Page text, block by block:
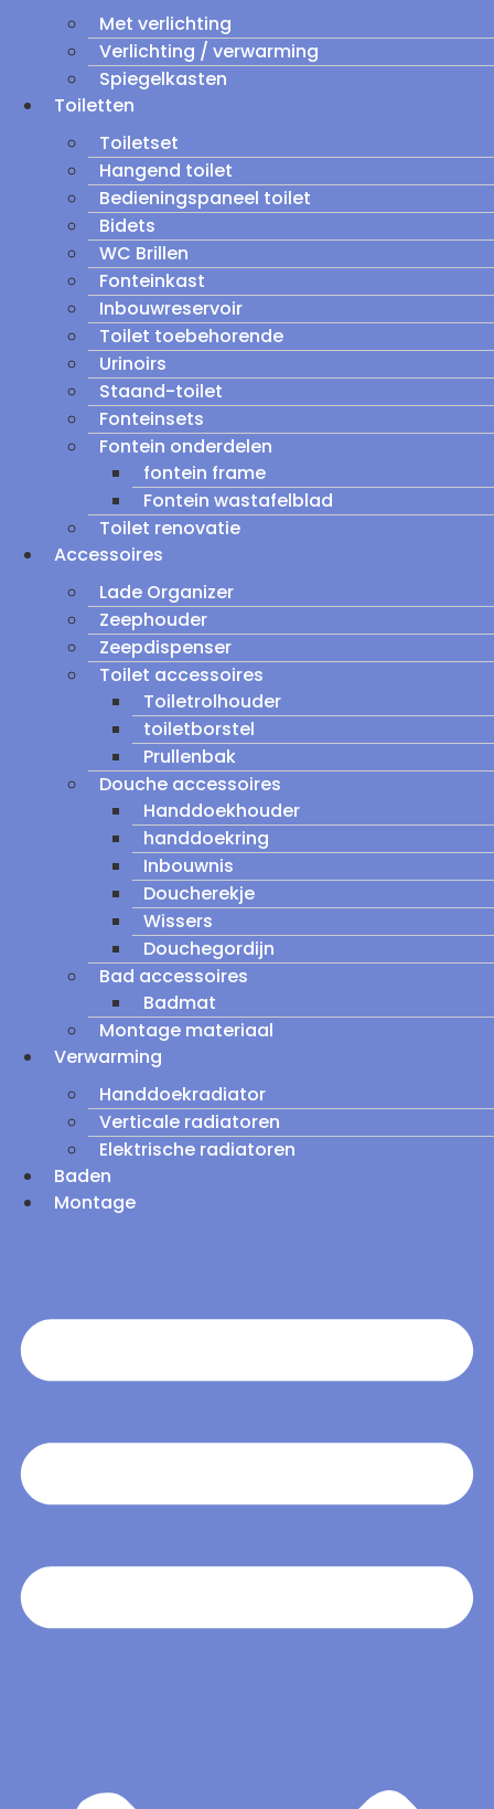
Met verlichting
Verlichting / verwarming
Spiegelkasten
Toiletten
Toiletset
Hangend toilet
Bedieningspaneel toilet
Bidets
WC Brillen
Fonteinkast
Inbouwreservoir
Toilet toebehorende
Urinoirs
Staand-toilet
Fonteinsets
Fontein onderdelen
fontein frame
Fontein wastafelblad
Toilet renovatie
Accessoires
Lade Organizer
Zeephouder
Zeepdispenser
Toilet accessoires
Toiletrolhouder
toiletborstel
Prullenbak
Douche accessoires
Handdoekhouder
handdoekring
Inbouwnis
Doucherekje
Wissers
Douchegordijn
Bad accessoires
Badmat
Montage materiaal
Verwarming
Handdoekradiator
Verticale radiatoren
Elektrische radiatoren
Baden
Montage